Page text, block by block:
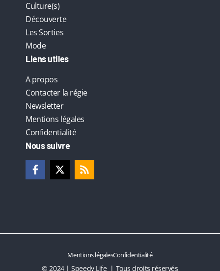
Culture(s)
Découverte
Les Sorties
Mode
Liens utiles
A propos
Contacter la régie
Newsletter
Mentions légales
Confidentialité
Nous suivre
© 2024 | Speedy Life | Tous droits réservés
Mentions légalesConfidentialité